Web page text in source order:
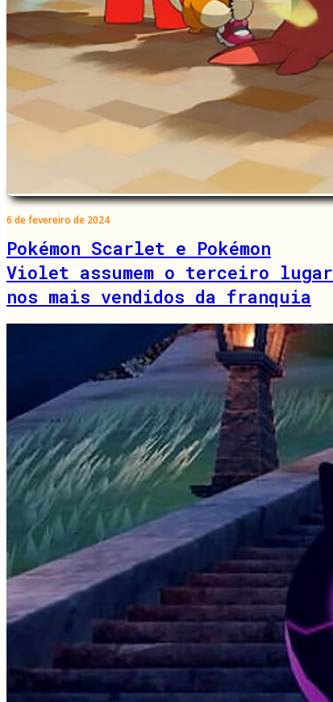
6 de fevereiro de 2024
Pokémon Scarlet e Pokémon
Violet assumem o terceiro lugar
nos mais vendidos da franquia